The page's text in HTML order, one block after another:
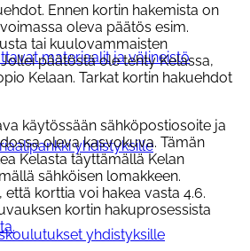
materiaalit ja välineistö
yhdistyksille
yhdistyksille
Ennen kortin hakemista on
oleva päätös esim.
tai kuulovammaisten
päätöstä ole tehty Kelassa,
Kelaan. Tarkat kortin hakuehdot
käytössään sähköpostiosoite ja
oleva kasvokuva. Tämän
Kelasta täyttämällä Kelan
sähköisen lomakkeen.
korttia voi hakea vasta 4.6.
kortin hakuprosessista